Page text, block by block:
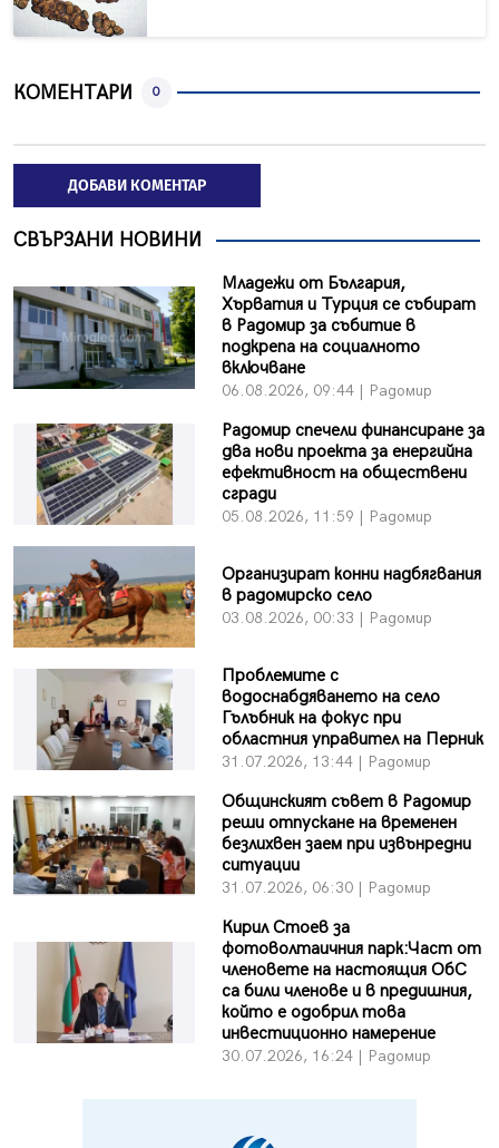
КОМЕНТАРИ 0
ДОБАВИ КОМЕНТАР
СВЪРЗАНИ НОВИНИ
Младежи от България,
Хърватия и Турция се събират
в Радомир за събитие в
подкрепа на социалното
включване
06.08.2026, 09:44 | Радомир
Радомир спечели финансиране за
два нови проекта за енергийна
ефективност на обществени
сгради
05.08.2026, 11:59 | Радомир
Организират конни надбягвания
в радомирско село
03.08.2026, 00:33 | Радомир
Проблемите с
водоснабдяването на село
Гълъбник на фокус при
областния управител на Перник
31.07.2026, 13:44 | Радомир
Общинският съвет в Радомир
реши отпускане на временен
безлихвен заем при извънредни
ситуации
31.07.2026, 06:30 | Радомир
Кирил Стоев за
фотоволтаичния парк:Част от
членовете на настоящия ОбС
са били членове и в предишния,
който е одобрил това
инвестиционно намерение
30.07.2026, 16:24 | Радомир